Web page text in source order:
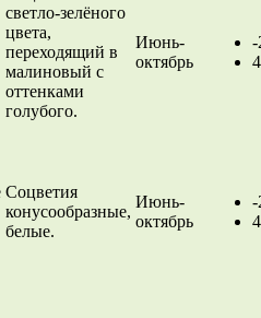
светло-зелёного
цвета,
переходящий в
малиновый с
оттенками
голубого.
Июнь-
октябрь
-
Соцветия
конусообразные,
белые.
Июнь-
октябрь
-